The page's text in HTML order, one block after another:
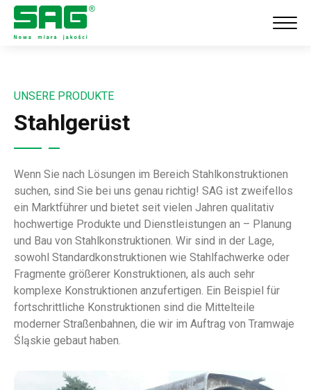
UNSERE PRODUKTE
Stahlgerüst
Wenn Sie nach Lösungen im Bereich Stahlkonstruktionen
suchen, sind Sie bei uns genau richtig! SAG ist zweifellos
ein Marktführer und bietet seit vielen Jahren qualitativ
hochwertige Produkte und Dienstleistungen an – Planung
und Bau von Stahlkonstruktionen. Wir sind in der Lage,
sowohl Standardkonstruktionen wie Stahlfachwerke oder
Fragmente größerer Konstruktionen, als auch sehr
komplexe Konstruktionen anzufertigen. Ein Beispiel für
fortschrittliche Konstruktionen sind die Mittelteile
moderner Straßenbahnen, die wir im Auftrag von Tramwaje
Śląskie gebaut haben.